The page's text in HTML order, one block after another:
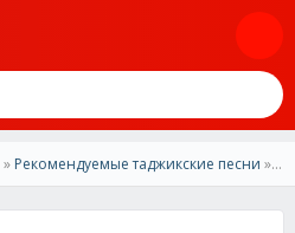
» Рекомендуемые таджикские песни » Амир Мирзоев-Холи парешон